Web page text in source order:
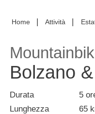
Home | Attività |
Bolzano
Durata
5
Lunghezza
65